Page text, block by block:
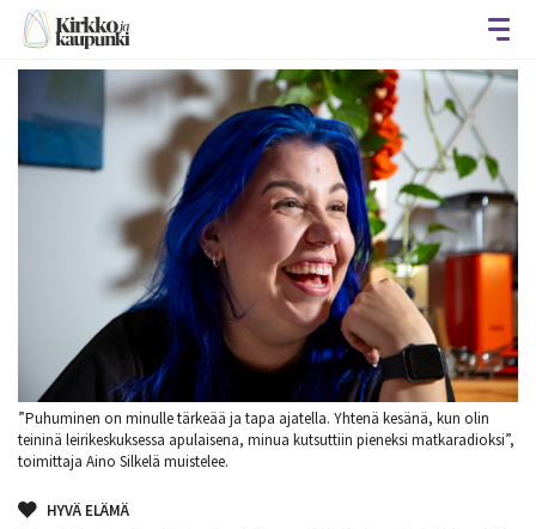
”Puhuminen on minulle tärkeää ja tapa ajatella. Yhtenä kesänä, kun olin
teininä leirikeskuksessa apulaisena, minua kutsuttiin pieneksi matkaradioksi”,
toimittaja Aino Silkelä muistelee.
HYVÄ ELÄMÄ